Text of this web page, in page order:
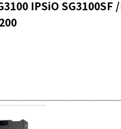
IPSiO SG3100SF